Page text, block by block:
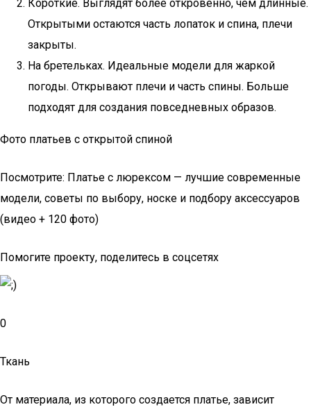
Короткие. Выглядят более откровенно, чем длинные.
Открытыми остаются часть лопаток и спина, плечи
закрыты.
На бретельках. Идеальные модели для жаркой
погоды. Открывают плечи и часть спины. Больше
подходят для создания повседневных образов.
Фото платьев с открытой спиной
Посмотрите: Платье с люрексом — лучшие современные
модели, советы по выбору, носке и подбору аксессуаров
(видео + 120 фото)
Помогите проекту, поделитесь в соцсетях
0
Ткань
От материала, из которого создается платье, зависит